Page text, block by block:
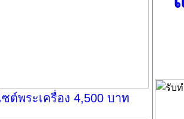
ซต์พระเครื่อง 4,500 บาท